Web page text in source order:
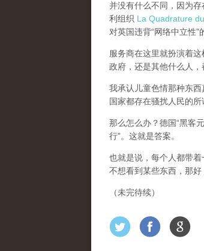
并没有什么不同，因为
利组织 La Quadrature
对英国违背“网络中立性”
服务商在这里就扮演着
政府，还是其他什么人，
我承认儿童色情那种东
国家都存在骚扰人民的所
那么怎么办？德国“黑客
行”。这就是答案。
也就是说，每个人都带
不想看到某些东西，那
（未完待续）